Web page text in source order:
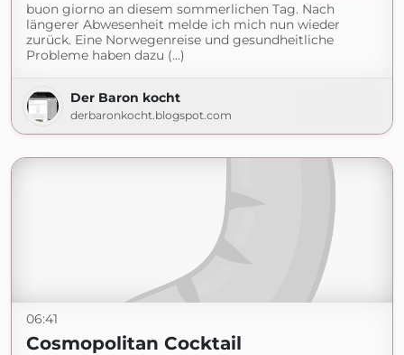
buon giorno an diesem sommerlichen Tag. Nach
längerer Abwesenheit melde ich mich nun wieder
zurück. Eine Norwegenreise und gesundheitliche
Probleme haben dazu (...)
Der Baron kocht
derbaronkocht.blogspot.com
06:41
Cosmopolitan Cocktail